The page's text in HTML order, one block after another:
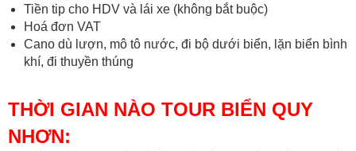
Tiền tip cho HDV và lái xe (không bắt buộc)
Hoá đơn VAT
Cano dù lượn, mô tô nước, đi bộ dưới biển, lặn biển bình
khí, đi thuyền thúng
THỜI GIAN NÀO TOUR BIỂN QUY
NHƠN: